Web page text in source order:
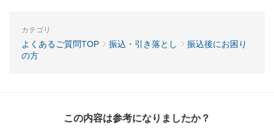
カテゴリ
よくあるご質問TOP 振込・引き落とし
振込後にお困り
の方
この内容は参考になりましたか？